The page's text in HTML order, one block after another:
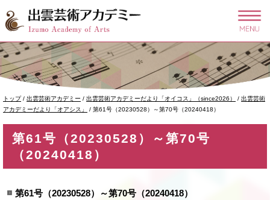
このページの本文へ
現
在
置：
トップ/ 出雲芸術アカデミー / 出雲芸術アカデミーだより「オイコス」（since2026） / 出雲芸術
アカデミーだより「オアシス」
/ 第61号（20230528）～第70号（20240418）
第61号（20230528）～第70号
（20240418）
第61号（20230528）～第70号（20240418）